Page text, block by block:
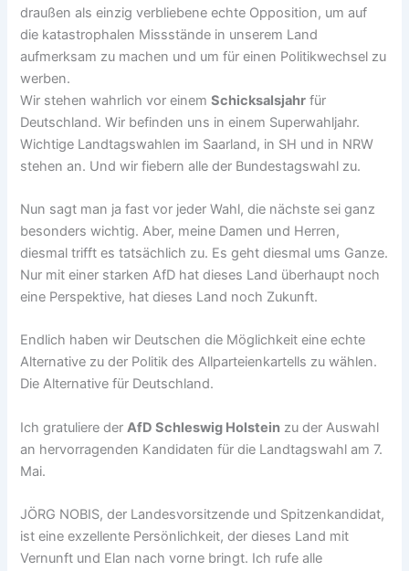
draußen als einzig verbliebene echte Opposition, um auf
die katastrophalen Missstände in unserem Land
aufmerksam zu machen und um für einen Politikwechsel zu
werben.
Wir stehen wahrlich vor einemSchicksalsjahr für
Deutschland. Wir befinden uns in einem Superwahljahr.
Wichtige Landtagswahlen im Saarland, in SH und in NRW
stehen an. Und wir fiebern alle der Bundestagswahl zu.
Nun sagt man ja fast vor jeder Wahl, die nächste sei ganz
besonders wichtig. Aber, meine Damen und Herren,
diesmal trifft es tatsächlich zu. Es geht diesmal ums Ganze.
Nur mit einer starken AfD hat dieses Land überhaupt noch
eine Perspektive, hat dieses Land noch Zukunft.
Endlich haben wir Deutschen die Möglichkeit eine echte
Alternative zu der Politik des Allparteienkartells zu wählen.
Die Alternative für Deutschland.
Ich gratuliere derAfD Schleswig Holstein zu der Auswahl
an hervorragenden Kandidaten für die Landtagswahl am 7.
Mai.
JÖRG NOBIS, der Landesvorsitzende und Spitzenkandidat,
ist eine exzellente Persönlichkeit, der dieses Land mit
Vernunft und Elan nach vorne bringt. Ich rufe alle